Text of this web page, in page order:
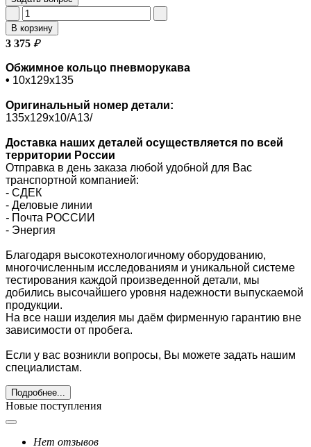
В корзину
3 375 ₽
Обжимное кольцо пневморукава
• 10х129х135
Оригинальный номер детали:
135х129х10/A13/
Доставка наших деталей осуществляется по всей
территории России
Отправка в день заказа любой удобной для Вас
транспортной компанией:
- СДЕК
- Деловые линии
- Почта РОССИИ
- Энергия
Благодаря высокотехнологичному оборудованию,
многочисленным исследованиям и уникальной системе
тестирования каждой произведенной детали, мы
добились высочайшего уровня надежности выпускаемой
продукции.
На все наши изделия мы даём фирменную гарантию вне
зависимости от пробега.
Если у вас возникли вопросы, Вы можете задать нашим
специалистам.
Подробнее...
Новые поступления
Нет отзывов